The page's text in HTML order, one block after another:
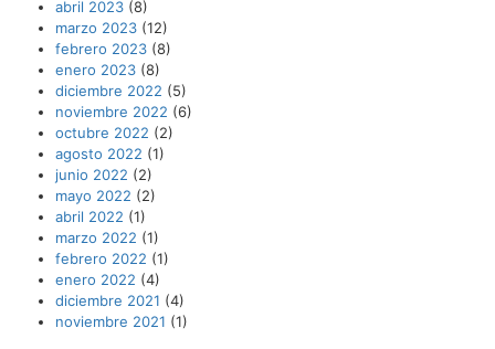
abril 2023 (8)
marzo 2023 (12)
febrero 2023 (8)
enero 2023 (8)
diciembre 2022 (5)
noviembre 2022 (6)
octubre 2022 (2)
agosto 2022 (1)
junio 2022 (2)
mayo 2022 (2)
abril 2022 (1)
marzo 2022 (1)
febrero 2022 (1)
enero 2022 (4)
diciembre 2021 (4)
noviembre 2021 (1)